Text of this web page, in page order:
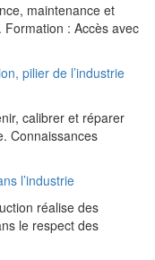
maintenance et
: Accès avec
pilier de l’industrie
calibrer et réparer
Connaissances
l’industrie
réalise des
le respect des